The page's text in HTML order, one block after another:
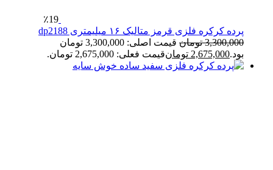
٪19
پرده کرکره فلزی قرمز متالیک ۱۶ میلیمتری dp2188
3,300,000 تومان
قیمت اصلی: 3,300,000 تومان
بود.2,675,000 تومانقیمت فعلی: 2,675,000 تومان.